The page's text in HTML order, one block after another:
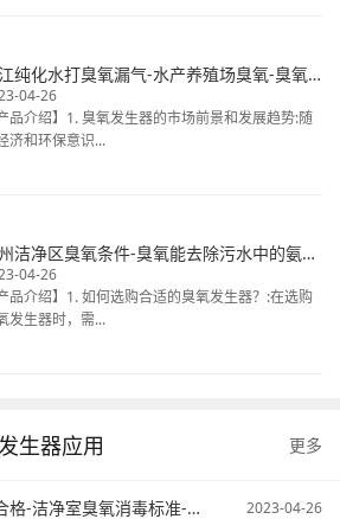
綦江纯化水打臭氧漏气-水产养殖场臭氧-臭氧发生器清洗冷库
04-26
产品介绍】1. 臭氧发生器的市场前景和发展趋势:随
济和环保意识...
德州洁净区臭氧条件-臭氧能去除污水中的氨氮不-臭氧在污水处理中的应用
04-26
产品介绍】1. 如何选购合适的臭氧发生器？:在选购
发生器时，需...
生器应用 更多
长沙桶装泉水臭氧多少合格-洁净室臭氧消毒标准-臭氧污水处理原来 2023-04-26